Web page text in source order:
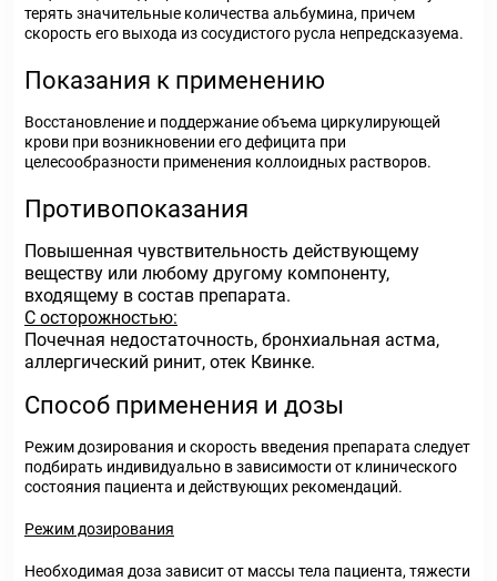
терять значительные количества альбумина, причем
скорость его выхода из сосудистого русла непредсказуема.
Показания к применению
Восстановление и поддержание объема циркулирующей
крови при возникновении его дефицита при
целесообразности применения коллоидных растворов.
Противопоказания
Повышенная чувствительность действующему
веществу или любому другому компоненту,
входящему в состав препарата.
С осторожностью:
Почечная недостаточность, бронхиальная астма,
аллергический ринит, отек Квинке.
Способ применения и дозы
Режим дозирования и скорость введения препарата следует
подбирать индивидуально в зависимости от клинического
состояния пациента и действующих рекомендаций.
Режим дозирования
Необходимая доза зависит от массы тела пациента, тяжести